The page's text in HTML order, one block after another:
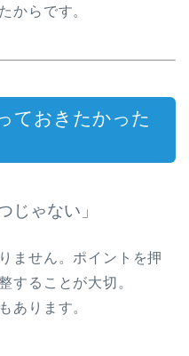
からです。
ておきたかった
じゃない」
ません。ポイントを押
することが大切。
あります。